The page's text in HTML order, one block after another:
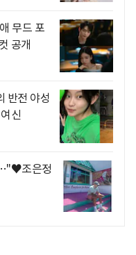
무드 포
공개
반전 야성
신
…"♥조은정